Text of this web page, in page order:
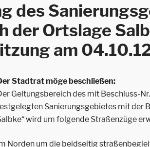
des
der Ortslage
am
Stadtrat möge beschließen:
Geltungsbereich des mit Beschluss-
Sanierungsgebietes mit der
wird um folgende Straßenzüge
Norden um die beidseitig